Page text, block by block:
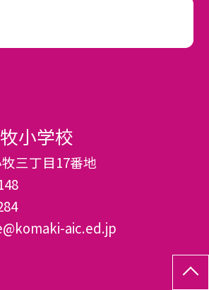
小学校
三丁目17番地
aic.ed.jp